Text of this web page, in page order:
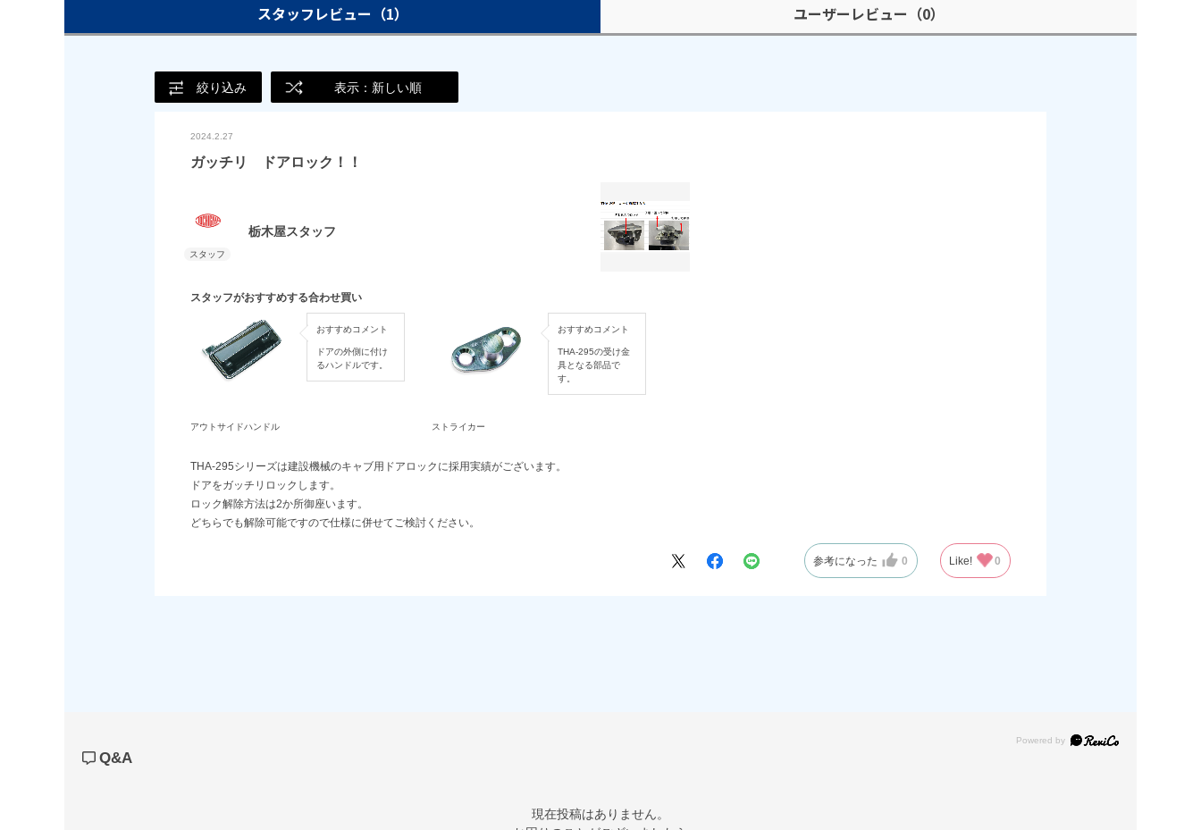
スタッフレビュー （1） ユーザーレビュー （0）
絞り込み 表示：新しい順
2024.2.27
ガッチリ ドアロック！！
栃木屋スタッフ
スタッフがおすすめする合わせ買い
アウトサイドハンドル
おすすめコメント
ドアの外側に付け
るハンドルです。
ストライカー
おすすめコメント
THA-295の受け金
具となる部品で
す。
THA-295シリーズは建設機械のキャブ用ドアロックに採用実績がございます。
ドアをガッチリロックします。
ロック解除方法は2か所御座います。
どちらでも解除可能ですので仕様に併せてご検討ください。
参考になった 0 Like! 0
Powered by
Q&A
現在投稿はありません。